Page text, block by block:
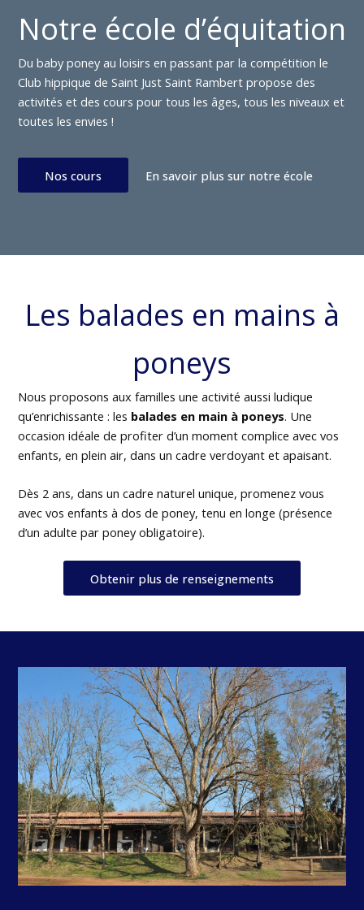
Notre école d’équitation
Du baby poney au loisirs en passant par la compétition le
Club hippique de Saint Just Saint Rambert propose des
activités et des cours pour tous les âges, tous les niveaux et
toutes les envies !
Nos cours En savoir plus sur notre école
Les balades en mains à
poneys
Nous proposons aux familles une activité aussi ludique
qu’enrichissante : les balades en main à poneys. Une
occasion idéale de profiter d’un moment complice avec vos
enfants, en plein air, dans un cadre verdoyant et apaisant.
Dès 2 ans, dans un cadre naturel unique, promenez vous
avec vos enfants à dos de poney, tenu en longe (présence
d’un adulte par poney obligatoire).
Obtenir plus de renseignements